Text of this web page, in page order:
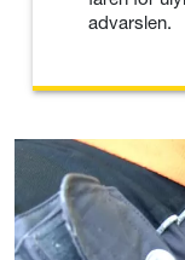
advarslen.